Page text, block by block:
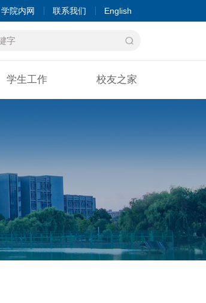
学院内网 联系我们 English
学生工作 校友之家